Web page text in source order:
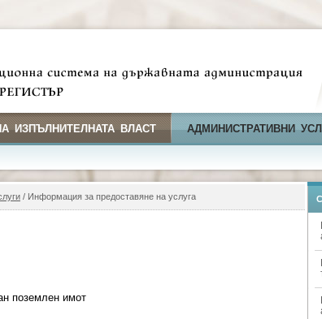
ИЗПЪЛНИТЕЛНАТА ВЛАСТ АДМИНИСТРАТИВНИ
/ Информация за предоставяне на услуга
поземлен имот